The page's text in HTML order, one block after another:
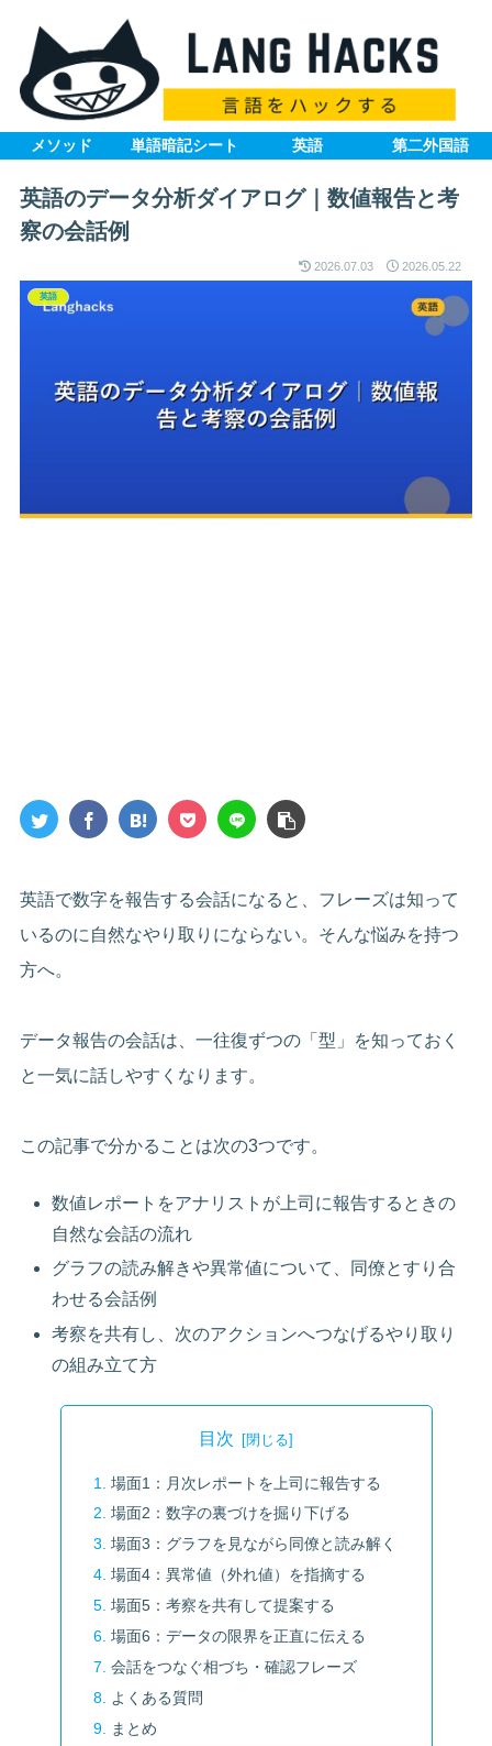
メソッド 単語暗記シート 英語 第二外国語
英語のデータ分析ダイアログ｜数値報告と考
察の会話例
2026.07.03 2026.05.22
英語
英語で数字を報告する会話になると、フレーズは知って
いるのに自然なやり取りにならない。そんな悩みを持つ
方へ。
データ報告の会話は、一往復ずつの「型」を知っておく
と一気に話しやすくなります。
この記事で分かることは次の3つです。
数値レポートをアナリストが上司に報告するときの
自然な会話の流れ
グラフの読み解きや異常値について、同僚とすり合
わせる会話例
考察を共有し、次のアクションへつなげるやり取り
の組み立て方
目次
場面1：月次レポートを上司に報告する
場面2：数字の裏づけを掘り下げる
場面3：グラフを見ながら同僚と読み解く
場面4：異常値（外れ値）を指摘する
場面5：考察を共有して提案する
場面6：データの限界を正直に伝える
会話をつなぐ相づち・確認フレーズ
よくある質問
まとめ